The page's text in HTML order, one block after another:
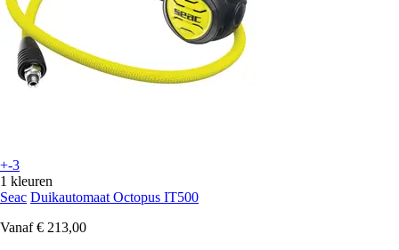
+-3
1 kleuren
Seac Duikautomaat Octopus IT500
Vanaf € 213,00